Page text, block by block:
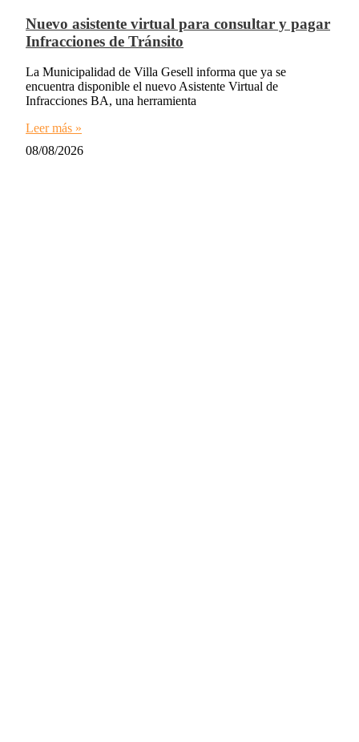
Nuevo asistente virtual para consultar y pagar
Infracciones de Tránsito
La Municipalidad de Villa Gesell informa que ya se
encuentra disponible el nuevo Asistente Virtual de
Infracciones BA, una herramienta
Leer más »
08/08/2026